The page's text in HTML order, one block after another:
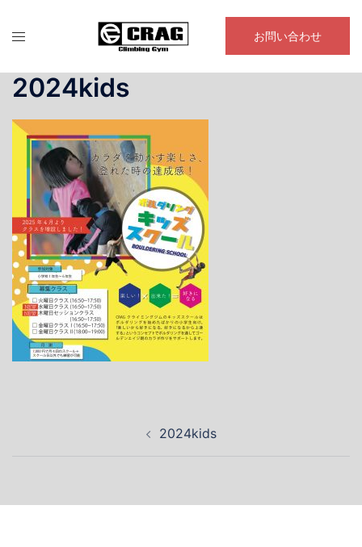
ン
お問い合わせ
2024kids
ゲ
2024kids